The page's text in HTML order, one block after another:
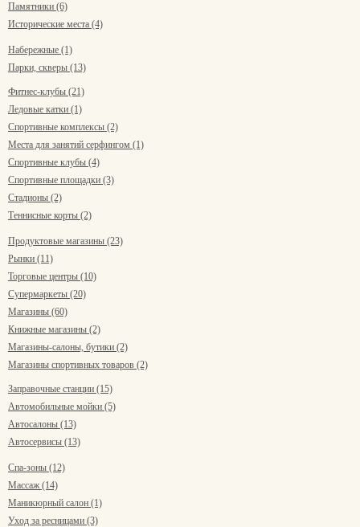
Памятники (6)
Исторические места (4)
Набережные (1)
Парки, скверы (13)
Фитнес-клубы (21)
Ледовые катки (1)
Спортивные комплексы (2)
Места для занятий серфингом (1)
Спортивные клубы (4)
Спортивные площадки (3)
Стадионы (2)
Теннисные корты (2)
Продуктовые магазины (23)
Рынки (11)
Торговые центры (10)
Супермаркеты (20)
Магазины (60)
Книжные магазины (2)
Магазины-салоны, бутики (2)
Магазины спортивных товаров (2)
Заправочные станции (15)
Автомобильные мойки (5)
Автосалоны (13)
Автосервисы (13)
Спа-зоны (12)
Массаж (14)
Маникюрный салон (1)
Уход за ресницами (3)